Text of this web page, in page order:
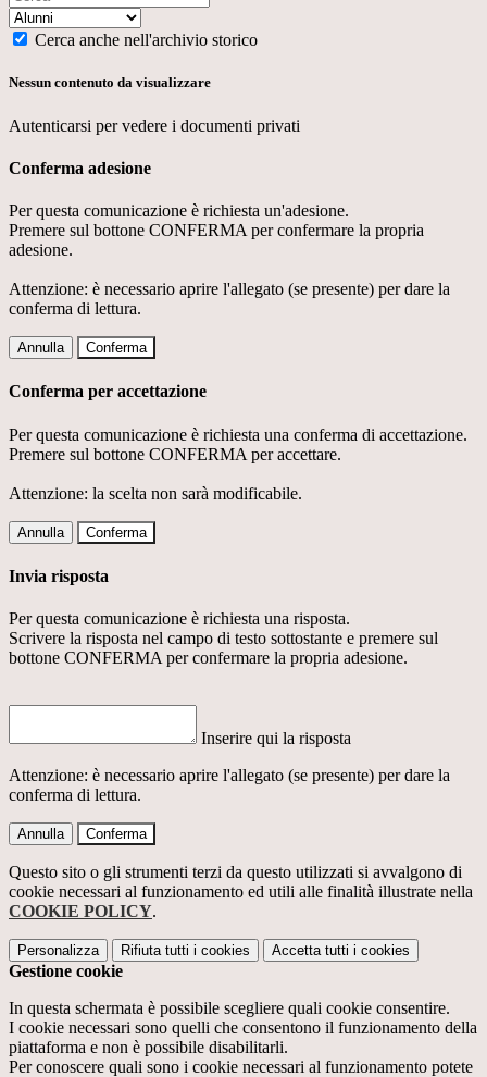
Cerca anche nell'archivio storico
Nessun contenuto da visualizzare
Autenticarsi per vedere i documenti privati
Conferma adesione
Per questa comunicazione è richiesta un'adesione.
Premere sul bottone CONFERMA per confermare la propria
adesione.
Attenzione: è necessario aprire l'allegato (se presente) per dare la
conferma di lettura.
Annulla Conferma
Conferma per accettazione
Per questa comunicazione è richiesta una conferma di accettazione.
Premere sul bottone CONFERMA per accettare.
Attenzione: la scelta non sarà modificabile.
Annulla Conferma
Invia risposta
Per questa comunicazione è richiesta una risposta.
Scrivere la risposta nel campo di testo sottostante e premere sul
bottone CONFERMA per confermare la propria adesione.
Inserire qui la risposta
Attenzione: è necessario aprire l'allegato (se presente) per dare la
conferma di lettura.
Annulla Conferma
Questo sito o gli strumenti terzi da questo utilizzati si avvalgono di
cookie necessari al funzionamento ed utili alle finalità illustrate nella
COOKIE POLICY.
Personalizza Rifiuta tutti i cookies Accetta tutti i cookies
Gestione cookie
In questa schermata è possibile scegliere quali cookie consentire.
I cookie necessari sono quelli che consentono il funzionamento della
piattaforma e non è possibile disabilitarli.
Per conoscere quali sono i cookie necessari al funzionamento potete